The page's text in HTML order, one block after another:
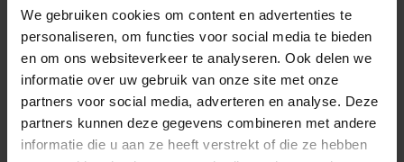
We gebruiken cookies om content en advertenties te
personaliseren, om functies voor social media te bieden
en om ons websiteverkeer te analyseren. Ook delen we
informatie over uw gebruik van onze site met onze
partners voor social media, adverteren en analyse. Deze
partners kunnen deze gegevens combineren met andere
informatie die u aan ze heeft verstrekt of die ze hebben
Bestel nu!